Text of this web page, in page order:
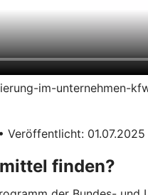
im-unternehmen-
Veröffentlicht: 01.07.2025
finden?